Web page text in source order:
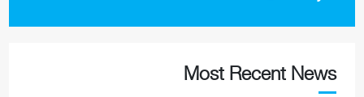
Most Recent News